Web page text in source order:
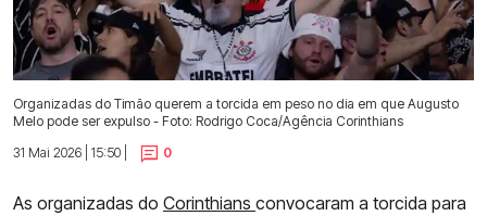
Organizadas do Timão querem a torcida em peso no dia em que Augusto
Melo pode ser expulso - Foto: Rodrigo Coca/Agência Corinthians
31 Mai 2026 | 15:50 |
0
As organizadas do Corinthians convocaram a torcida para